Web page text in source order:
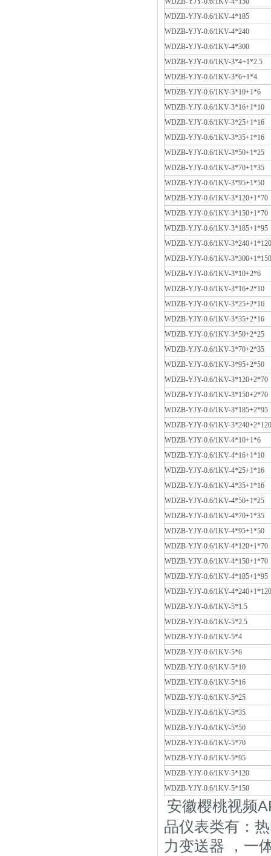
WDZB-YJY-0.6/1KV-4*185
WDZB-YJY-0.6/1KV-4*240
WDZB-YJY-0.6/1KV-4*300
WDZB-YJY-0.6/1KV-3*4+1*2.5
WDZB-YJY-0.6/1KV-3*6+1*4
WDZB-YJY-0.6/1KV-3*10+1*6
WDZB-YJY-0.6/1KV-3*16+1*10
WDZB-YJY-0.6/1KV-3*25+1*16
WDZB-YJY-0.6/1KV-3*35+1*16
WDZB-YJY-0.6/1KV-3*50+1*25
WDZB-YJY-0.6/1KV-3*70+1*35
WDZB-YJY-0.6/1KV-3*95+1*50
WDZB-YJY-0.6/1KV-3*120+1*70
WDZB-YJY-0.6/1KV-3*150+1*70
WDZB-YJY-0.6/1KV-3*185+1*95
WDZB-YJY-0.6/1KV-3*240+1*120
WDZB-YJY-0.6/1KV-3*300+1*150
WDZB-YJY-0.6/1KV-3*10+2*6
WDZB-YJY-0.6/1KV-3*16+2*10
WDZB-YJY-0.6/1KV-3*25+2*16
WDZB-YJY-0.6/1KV-3*35+2*16
WDZB-YJY-0.6/1KV-3*50+2*25
WDZB-YJY-0.6/1KV-3*70+2*35
WDZB-YJY-0.6/1KV-3*95+2*50
WDZB-YJY-0.6/1KV-3*120+2*70
WDZB-YJY-0.6/1KV-3*150+2*70
WDZB-YJY-0.6/1KV-3*185+2*95
WDZB-YJY-0.6/1KV-3*240+2*120
WDZB-YJY-0.6/1KV-4*10+1*6
WDZB-YJY-0.6/1KV-4*16+1*10
WDZB-YJY-0.6/1KV-4*25+1*16
WDZB-YJY-0.6/1KV-4*35+1*16
WDZB-YJY-0.6/1KV-4*50+1*25
WDZB-YJY-0.6/1KV-4*70+1*35
WDZB-YJY-0.6/1KV-4*95+1*50
WDZB-YJY-0.6/1KV-4*120+1*70
WDZB-YJY-0.6/1KV-4*150+1*70
WDZB-YJY-0.6/1KV-4*185+1*95
WDZB-YJY-0.6/1KV-4*240+1*120
WDZB-YJY-0.6/1KV-5*1.5
WDZB-YJY-0.6/1KV-5*2.5
WDZB-YJY-0.6/1KV-5*4
WDZB-YJY-0.6/1KV-5*6
WDZB-YJY-0.6/1KV-5*10
WDZB-YJY-0.6/1KV-5*16
WDZB-YJY-0.6/1KV-5*25
WDZB-YJY-0.6/1KV-5*35
WDZB-YJY-0.6/1KV-5*50
WDZB-YJY-0.6/1KV-5*70
WDZB-YJY-0.6/1KV-5*95
WDZB-YJY-0.6/1KV-5*120
WDZB-YJY-0.6/1KV-5*150
安徽樱桃视频
品仪表类有：
力变送器 ，一